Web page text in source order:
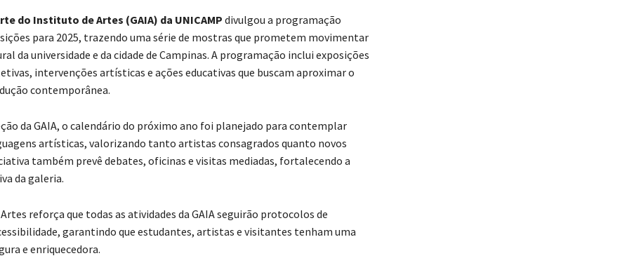
do Instituto de Artes (GAIA) da UNICAMP divulgou a programação
para 2025, trazendo uma série de mostras que prometem movimentar
da universidade e da cidade de Campinas. A programação inclui exposições
intervenções artísticas e ações educativas que buscam aproximar o
contemporânea.
da GAIA, o calendário do próximo ano foi planejado para contemplar
artísticas, valorizando tanto artistas consagrados quanto novos
também prevê debates, oficinas e visitas mediadas, fortalecendo a
da galeria.
reforça que todas as atividades da GAIA seguirão protocolos de
garantindo que estudantes, artistas e visitantes tenham uma
e enriquecedora.